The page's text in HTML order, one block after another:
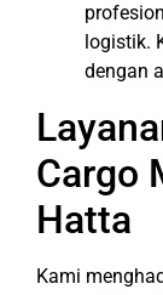
logistik.
dengan
Cargo
Hatta
Kami